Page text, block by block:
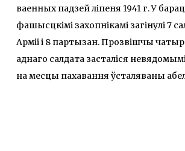
ваенных падзей ліпеня 1941 г. У
фашысцкімі захопнікамі загінулі 7
Арміі і 8 партызан. Прозвішчы
аднаго салдата засталіся
на месцы пахавання ўсталяваны